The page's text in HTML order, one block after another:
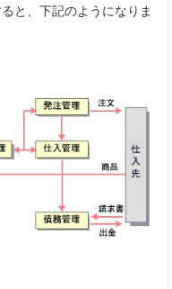
と、下記のようになりま